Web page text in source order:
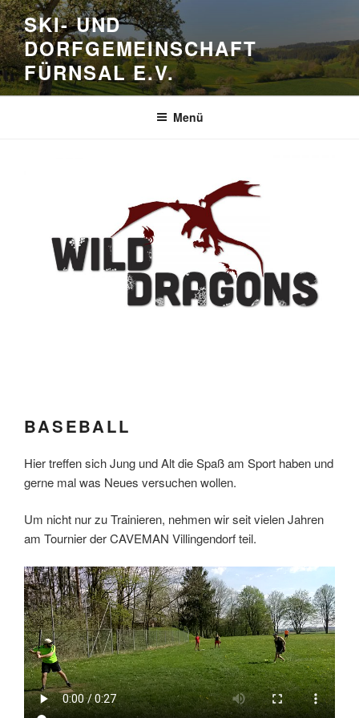
Zum
Inhalt
springen
SKI- UND
DORFGEMEINSCHAFT
FÜRNSAL E.V.
Menü
BASEBALL
Hier treffen sich Jung und Alt die Spaß am Sport haben und
gerne mal was Neues versuchen wollen.
Um nicht nur zu Trainieren, nehmen wir seit vielen Jahren
am Tournier der CAVEMAN Villingendorf teil.